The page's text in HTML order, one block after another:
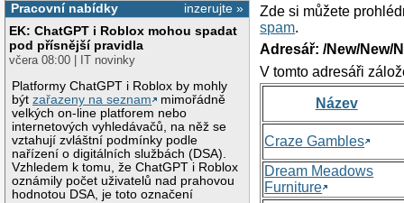
inzerujte »
Pracovní nabídky
EK: ChatGPT i Roblox mohou spadat
pod přísnější pravidla
včera 08:00 | IT novinky
Platformy ChatGPT i Roblox by mohly
býtzařazeny na seznam
mimořádně
velkých on-line platforem nebo
internetových vyhledávačů, na něž se
vztahují zvláštní podmínky podle
nařízení o digitálních službách (DSA).
Vzhledem k tomu, že ChatGPT i Roblox
oznámily počet uživatelů nad prahovou
hodnotou DSA, je toto označení
Zde si můžete
spam.
Adresář: /New/New/
V tomto adresáři
Název
Craze Gambles
Dream Meadows
Furniture